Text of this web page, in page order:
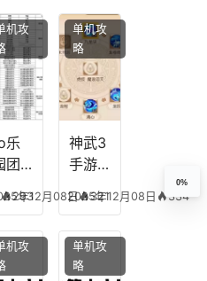
，
心
情
本
点
图，
地下
城剑
神用
什么
装备
293
乐
团
，
园
装
年12月08日 321
机攻
神武3
手游
辅助
技能
加
点，
2025年12月08日 334
单机攻
略
机攻
单机攻
略
0%